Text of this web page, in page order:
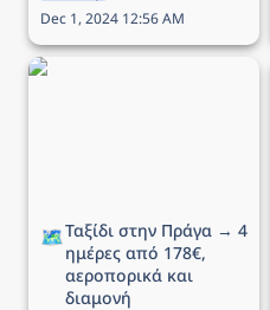
Dec 1, 2024 12:56 AM
Ταξίδι στην Πράγα → 4
🗺️Ταξίδι στην Πράγα → 4
ημέρες από 178€,
αεροπορικά και
διαμονή